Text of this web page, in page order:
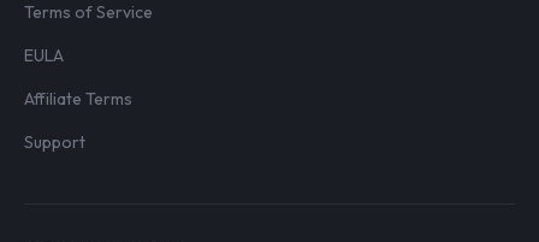
Terms of Service
EULA
Affiliate Terms
Support